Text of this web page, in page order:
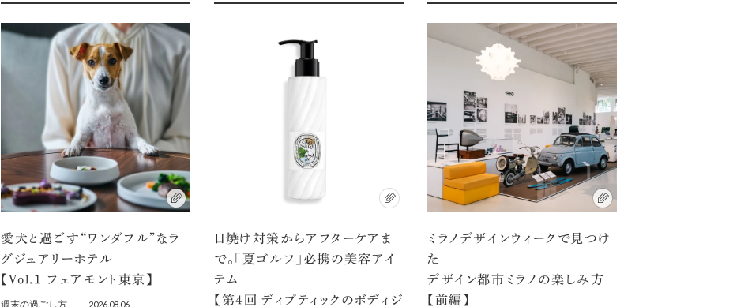
愛犬と過ごす“ワンダフル”なラ
グジュアリーホテル
【Vol.1 フェアモント東京】
週末の過ごし方 2026.08.06
日焼け対策からアフターケアま
で。「夏ゴルフ」必携の美容アイ
テム
【第4回 ディプティックのボディジ
ミラノデザインウィークで見つけ
た
デザイン都市ミラノの楽しみ方
【前編】